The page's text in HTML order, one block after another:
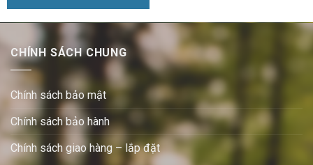
CHÍNH SÁCH CHUNG
Chính sách bảo mật
Chính sách bảo hành
Chính sách giao hàng – lắp đặt